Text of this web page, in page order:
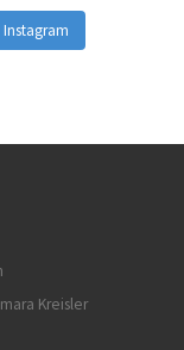
Instagram
Kreisler